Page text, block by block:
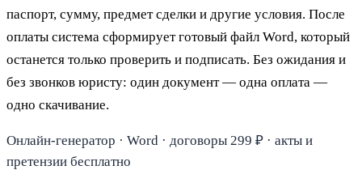
паспорт, сумму, предмет сделки и другие условия. После
оплаты система сформирует готовый файл Word, который
останется только проверить и подписать. Без ожидания и
без звонков юристу: один документ — одна оплата —
одно скачивание.
Онлайн-генератор · Word · договоры 299 ₽ · акты и
претензии бесплатно